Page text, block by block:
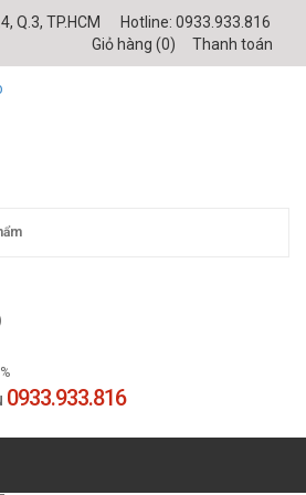
Q.3, TP.HCM Hotline: 0933.933.816
Thanh toán
Giỏ hàng (0)
0933.933.816